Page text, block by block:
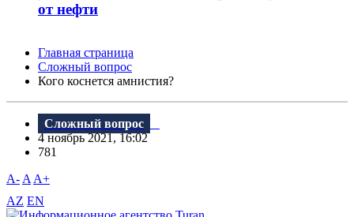
от нефти
Главная страница
Сложный вопрос
Кого коснется амнистия?
Сложный вопрос
4 ноябрь 2021, 16:02
781
A- A A+
AZ EN